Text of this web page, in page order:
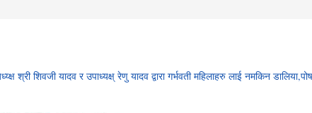
श्री शिवजी यादव र उपाध्यक्ष् रेणु यादव द्वारा गर्भवती महिलाहरु लाई नमकिन